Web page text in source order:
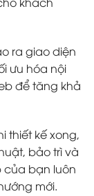
ra giao diện
ưu hóa nội
để tăng khả
thiết kế xong,
bảo trì và
bạn luôn
mới.